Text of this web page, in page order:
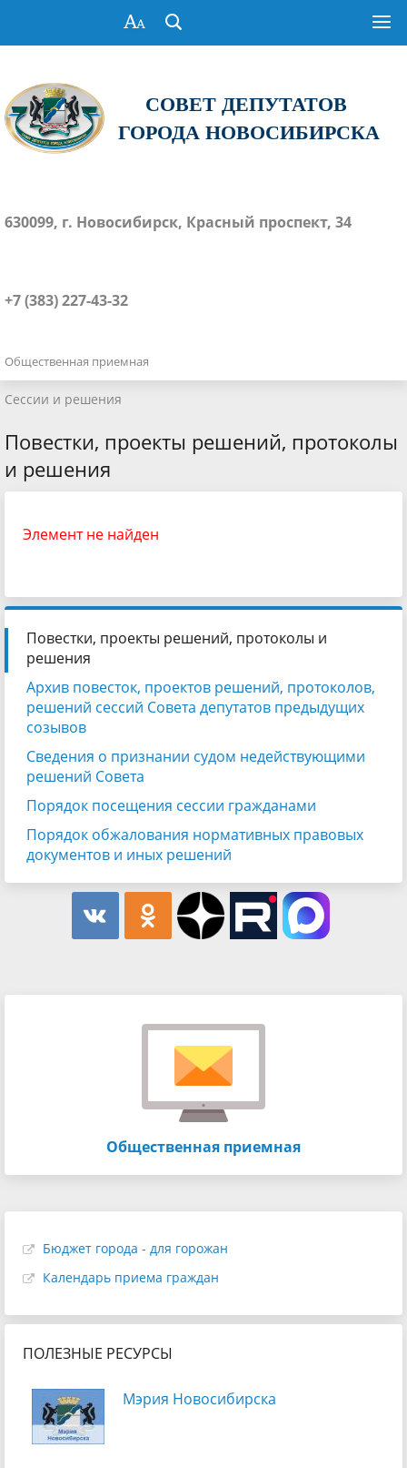
СОВЕТ ДЕПУТАТОВ
ГОРОДА НОВОСИБИРСКА
630099, г. Новосибирск, Красный проспект, 34
+7 (383) 227-43-32
Общественная приемная
Сессии и решения
Повестки, проекты решений, протоколы
и решения
Элемент не найден
Повестки, проекты решений, протоколы и
решения
Архив повесток, проектов решений, протоколов,
решений сессий Совета депутатов предыдущих
созывов
Сведения о признании судом недействующими
решений Совета
Порядок посещения сессии гражданами
Порядок обжалования нормативных правовых
документов и иных решений
Общественная приемная
Бюджет города - для горожан
Календарь приема граждан
ПОЛЕЗНЫЕ РЕСУРСЫ
Мэрия Новосибирска